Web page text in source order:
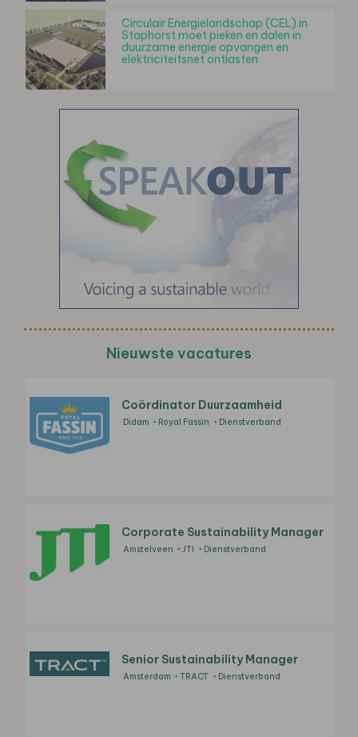
Circulair Energielandschap (CEL) in
Staphorst moet pieken en dalen in
duurzame energie opvangen en
elektriciteitsnet ontlasten
Nieuwste vacatures
Coördinator Duurzaamheid
Didam Royal Fassin Dienstverband
Corporate Sustainability Manager
Amstelveen JTI Dienstverband
Senior Sustainability Manager
Amsterdam TRACT Dienstverband